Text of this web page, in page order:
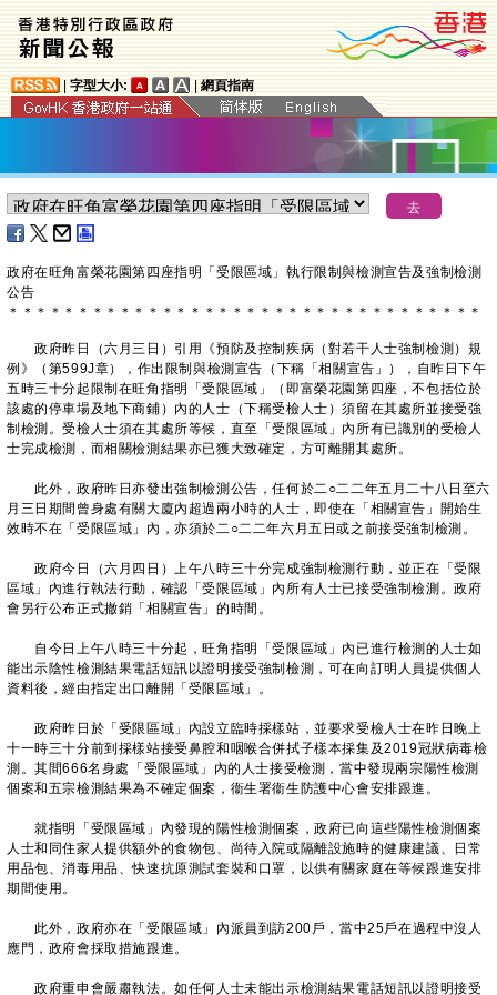
字型大小: 網頁指南
政府在旺角富榮花園第四座指明「受限區域」執行限制與檢測宣告及強制檢測
公告
＊ ＊ ＊ ＊ ＊ ＊ ＊ ＊ ＊ ＊ ＊ ＊ ＊ ＊ ＊ ＊ ＊ ＊ ＊ ＊ ＊ ＊ ＊ ＊ ＊ ＊ ＊ ＊ ＊ ＊ ＊ ＊ ＊ ＊
政府昨日（六月三日）引用《預防及控制疾病（對若干人士強制檢測）規
例》（第599J章），作出限制與檢測宣告（下稱「相關宣告」），自昨日下午
五時三十分起限制在旺角指明「受限區域」（即富榮花園第四座，不包括位於
該處的停車場及地下商鋪）內的人士（下稱受檢人士）須留在其處所並接受強
制檢測。受檢人士須在其處所等候，直至「受限區域」內所有已識別的受檢人
士完成檢測，而相關檢測結果亦已獲大致確定，方可離開其處所。
此外，政府昨日亦發出強制檢測公告，任何於二○二二年五月二十八日至六
月三日期間曾身處有關大廈內超過兩小時的人士，即使在「相關宣告」開始生
效時不在「受限區域」內，亦須於二○二二年六月五日或之前接受強制檢測。
政府今日（六月四日）上午八時三十分完成強制檢測行動，並正在「受限
區域」內進行執法行動，確認「受限區域」內所有人士已接受強制檢測。政府
會另行公布正式撤銷「相關宣告」的時間。
自今日上午八時三十分起，旺角指明「受限區域」內已進行檢測的人士如
能出示陰性檢測結果電話短訊以證明接受強制檢測，可在向訂明人員提供個人
資料後，經由指定出口離開「受限區域」。
政府昨日於「受限區域」內設立臨時採樣站，並要求受檢人士在昨日晚上
十一時三十分前到採樣站接受鼻腔和咽喉合併拭子樣本採集及2019冠狀病毒檢
測。其間666名身處「受限區域」內的人士接受檢測，當中發現兩宗陽性檢測
個案和五宗檢測結果為不確定個案，衞生署衞生防護中心會安排跟進。
就指明「受限區域」內發現的陽性檢測個案，政府已向這些陽性檢測個案
人士和同住家人提供額外的食物包、尚待入院或隔離設施時的健康建議、日常
用品包、消毒用品、快速抗原測試套裝和口罩，以供有關家庭在等候跟進安排
期間使用。
此外，政府亦在「受限區域」內派員到訪200戶，當中25戶在過程中沒人
應門，政府會採取措施跟進。
政府重申會嚴肅執法。如任何人士未能出示檢測結果電話短訊以證明接受